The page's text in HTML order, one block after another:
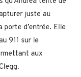
juste au
porte d’entrée. Elle
911 sur le
aux